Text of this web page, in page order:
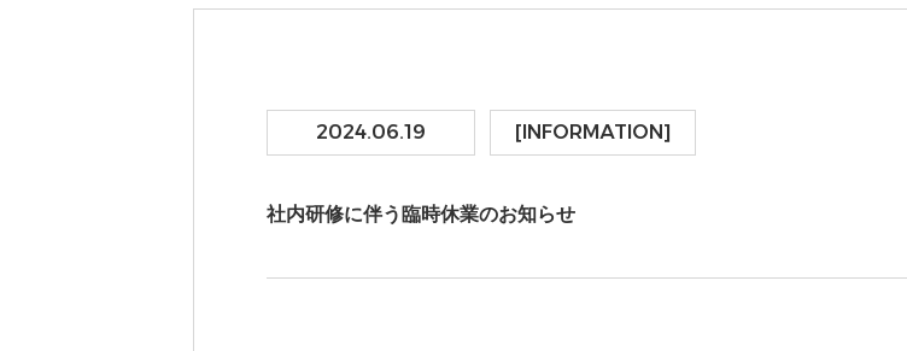
2024.06.19 [INFORMATION]
社内研修に伴う臨時休業のお知らせ